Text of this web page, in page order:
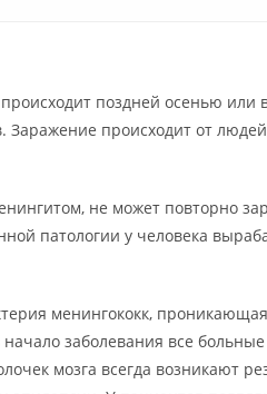
поздней осенью или
Заражение происходит от
не может повторно
патологии у человека
менингококк,
заболевания все
мозга всегда возникают